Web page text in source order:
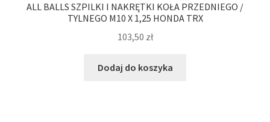
ALL BALLS SZPILKI I NAKRĘTKI KOŁA PRZEDNIEGO /
TYLNEGO M10 X 1,25 HONDA TRX
103,50 zł
Dodaj do koszyka